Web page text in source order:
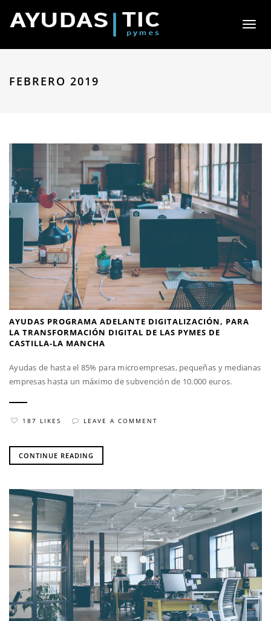
Toggle
FEBRERO 2019
AYUDAS PROGRAMA ADELANTE DIGITALIZACIÓN, PARA
LA TRANSFORMACIÓN DIGITAL DE LAS PYMES DE
CASTILLA-LA MANCHA
Ayudas de hasta el 85% para microempresas, pequeñas y medianas
empresas hasta un máximo de subvención de 10.000 euros.
187 LIKES LEAVE A COMMENT
CONTINUE READING